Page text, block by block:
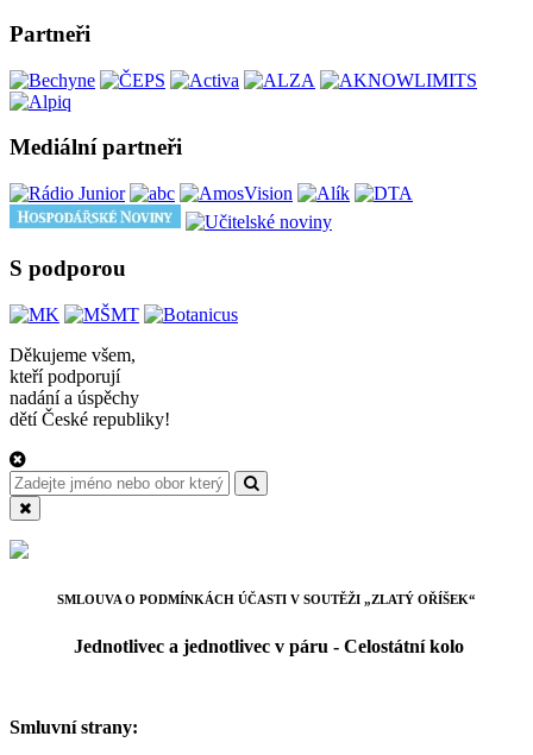
Partneři
Mediální partneři
S podporou
Děkujeme všem,
kteří podporují
nadání a úspěchy
dětí České republiky!
SMLOUVA O PODMÍNKÁCH ÚČASTI V SOUTĚŽI „ZLATÝ OŘÍŠEK“
Jednotlivec a jednotlivec v páru - Celostátní kolo
Smluvní strany: